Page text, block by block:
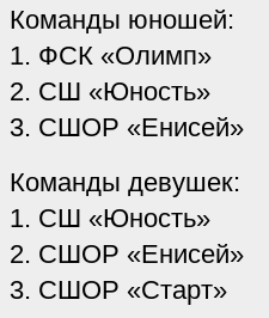
Команды юношей:
1. ФСК «Олимп»
2. СШ «Юность»
3. СШОР «Енисей»
Команды девушек:
1. СШ «Юность»
2. СШОР «Енисей»
3. СШОР «Старт»